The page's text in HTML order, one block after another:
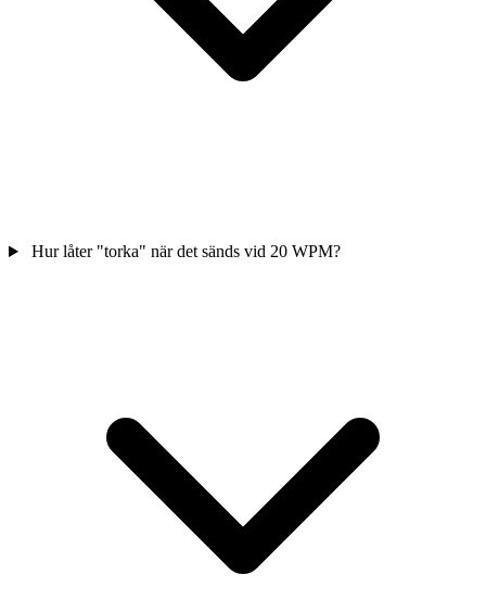
Hur låter "torka" när det sänds vid 20 WPM?